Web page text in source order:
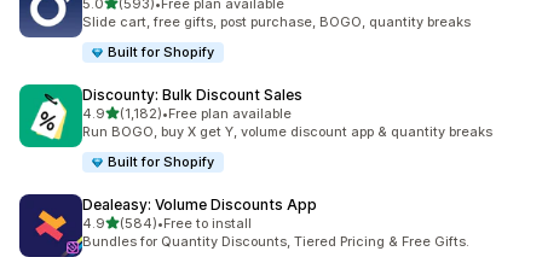
5.0 (593)
合計レビュー数：593件
•Free plan available
Slide cart, free gifts, post purchase, BOGO, quantity breaks
Built for Shopify
Discounty: Bulk Discount Sales
4.95つ星中
(1,182)
合計レビュー数：1182件
•Free plan available
Run BOGO, buy X get Y, volume discount app & quantity breaks
Built for Shopify
Dealeasy: Volume Discounts App
4.95つ星中
(584)
合計レビュー数：584件
•Free to install
Bundles for Quantity Discounts, Tiered Pricing & Free Gifts.